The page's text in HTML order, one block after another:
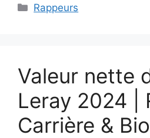
Categories
Rappeurs
Valeur nette
Leray 2024 |
Carrière & Bio